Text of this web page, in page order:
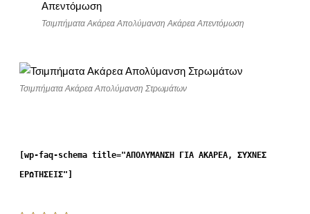
Τσιμπήματα Ακάρεα Απολύμανση Ακάρεα Απεντόμωση
Τσιμπήματα Ακάρεα Απολύμανση Στρωμάτων
[wp-faq-schema title="ΑΠΟΛΥΜΑΝΣΗ ΓΙΑ ΑΚΑΡΕΑ, ΣΥΧΝΕΣ
ΕΡΩΤΗΣΕΙΣ"]